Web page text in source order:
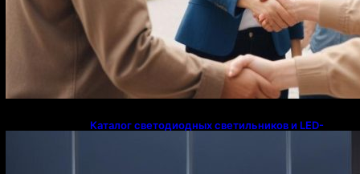
Каталог светодиодных светильников и LED-